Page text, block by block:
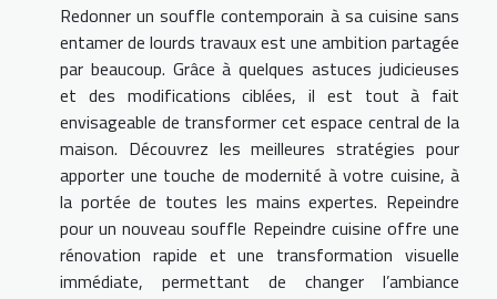
Redonner un souffle contemporain à sa cuisine sans
entamer de lourds travaux est une ambition partagée
par beaucoup. Grâce à quelques astuces judicieuses
et des modifications ciblées, il est tout à fait
envisageable de transformer cet espace central de la
maison. Découvrez les meilleures stratégies pour
apporter une touche de modernité à votre cuisine, à
la portée de toutes les mains expertes. Repeindre
pour un nouveau souffle Repeindre cuisine offre une
rénovation rapide et une transformation visuelle
immédiate, permettant de changer l’ambiance